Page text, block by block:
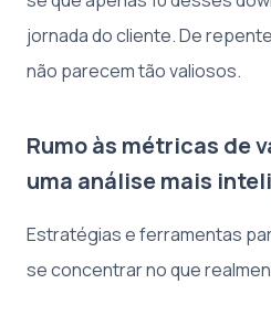
jornada do cliente. De
não parecem tão valiosos.
Rumo às métricas de
uma análise mais
Estratégias e ferramentas
se concentrar no que